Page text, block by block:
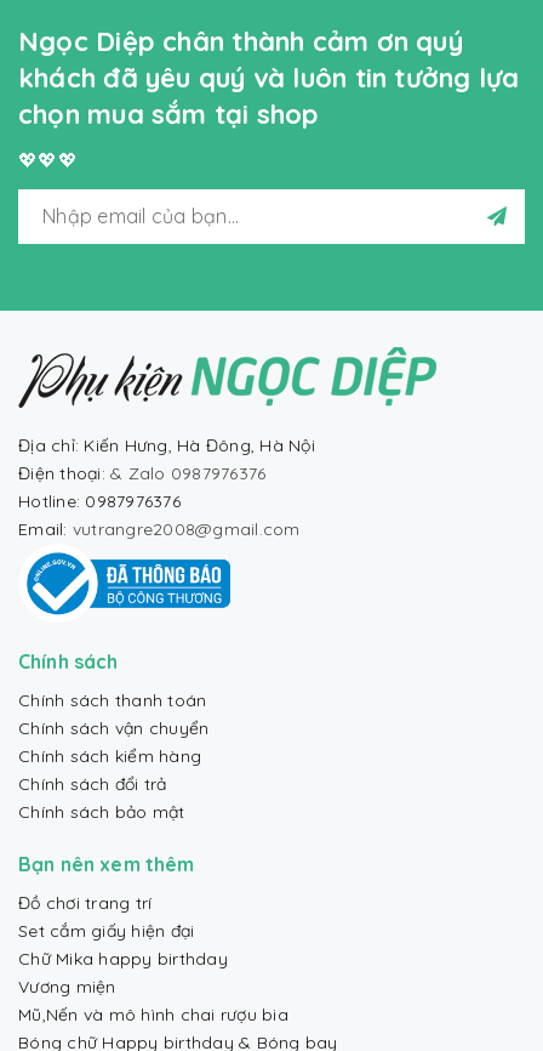
Ngọc Diệp chân thành cảm ơn quý
khách đã yêu quý và luôn tin tưởng lựa
chọn mua sắm tại shop
💖💖💖
Địa chỉ: Kiến Hưng, Hà Đông, Hà Nội
Điện thoại: & Zalo 0987976376
Hotline: 0987976376
Email: vutrangre2008@gmail.com
Chính sách
Chính sách thanh toán
Chính sách vận chuyển
Chính sách kiểm hàng
Chính sách đổi trả
Chính sách bảo mật
Bạn nên xem thêm
Đồ chơi trang trí
Set cắm giấy hiện đại
Chữ Mika happy birthday
Vương miện
Mũ,Nến và mô hình chai rượu bia
Bóng chữ Happy birthday & Bóng bay